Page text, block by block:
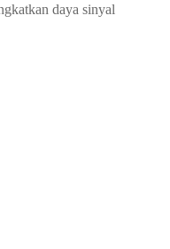
daya sinyal